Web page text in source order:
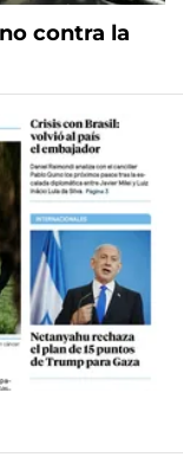
contra la